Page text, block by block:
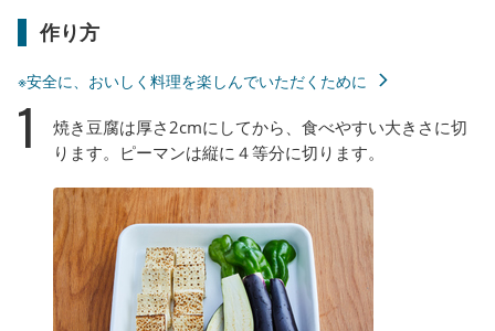
作り方
※安全に、おいしく料理を楽しんでいただくために
1
焼き豆腐は厚さ2cmにしてから、食べやすい大きさに切
ります。ピーマンは縦に４等分に切ります。